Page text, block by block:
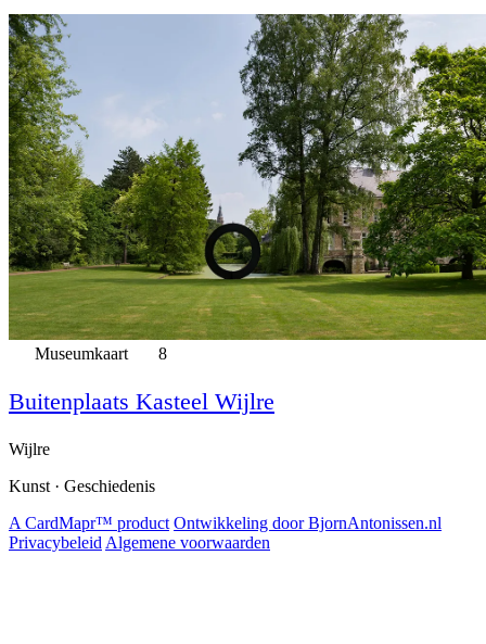
Museumkaart 8
Buitenplaats Kasteel Wijlre
Wijlre
Kunst · Geschiedenis
A CardMapr™ product Ontwikkeling door BjornAntonissen.nl
Privacybeleid Algemene voorwaarden